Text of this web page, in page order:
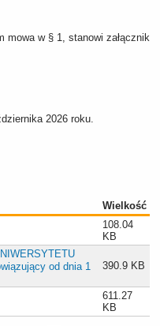
mowa w § 1, stanowi załącznik
2026 roku.
Wielkość
108.04
KB
od dnia 1
390.9 KB
611.27
KB